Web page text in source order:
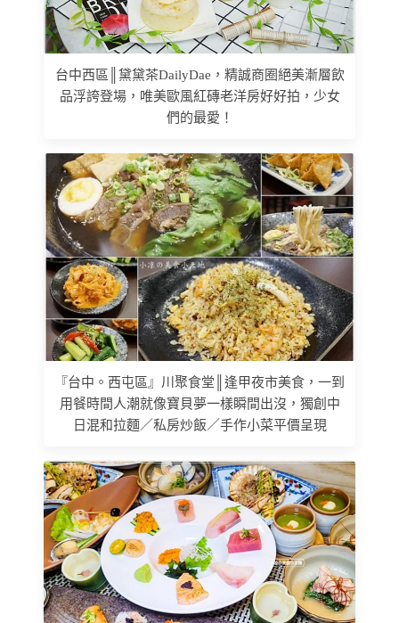
台中西區║黛黛茶DailyDae，精誠商圈絕美漸層飲
品浮誇登場，唯美歐風紅磚老洋房好好拍，少女
們的最愛！
『台中。西屯區』川聚食堂║逢甲夜市美食，一到
用餐時間人潮就像寶貝夢一樣瞬間出沒，獨創中
日混和拉麵／私房炒飯／手作小菜平價呈現